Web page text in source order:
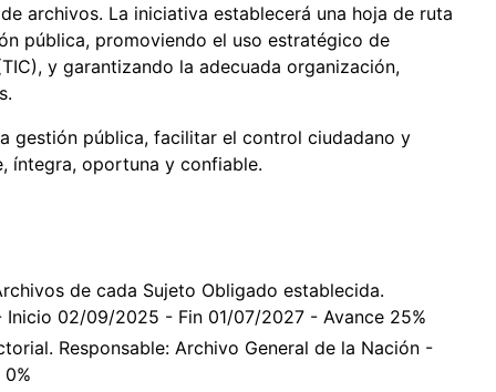
archivos. La iniciativa establecerá una hoja de ruta
pública, promoviendo el uso estratégico de
y garantizando la adecuada organización,
gestión pública, facilitar el control ciudadano y
íntegra, oportuna y confiable.
de cada Sujeto Obligado establecida.
Inicio 02/09/2025 - Fin 01/07/2027 - Avance 25%
Responsable: Archivo General de la Nación -